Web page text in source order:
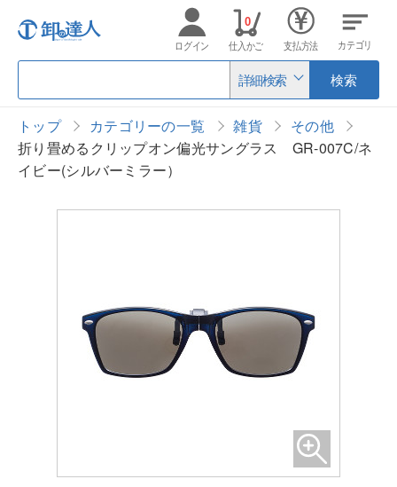
詳細検索 検索
ログイン 仕入かご
0
支払方法 カテゴリ
トップ カテゴリーの一覧 雑貨
その他
折り畳めるクリップオン偏光サングラス GR-007C/ネ
イビー(シルバーミラー）